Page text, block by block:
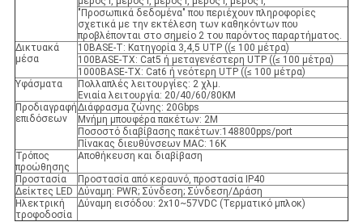
"Προσωπικά δεδομένα" που περιέχουν πληροφορίες
σχετικά με την εκτέλεση των καθηκόντων που
προβλέπονται στο σημείο 2 του παρόντος παραρτήματος.
Δικτυακά
μέσα
10BASE-T: Κατηγορία 3,4,5 UTP ((≤ 100 μέτρα)
100BASE-TX: Cat5 ή μεταγενέστερη UTP ((≤ 100 μέτρα)
1000BASE-TX: Cat6 ή νεότερη UTP ((≤ 100 μέτρα)
Υφάσματα
Πολλαπλές λειτουργίες: 2 χλμ.
Ενιαία λειτουργία: 20/40/60/80KM
Προδιαγραφή
επιδόσεων
Διάφρασμα ζώνης: 20Gbps
Μνήμη μπουφέρα πακέτων: 2M
Ποσοστό διαβίβασης πακέτων:148800pps/port
Πίνακας διευθύνσεων MAC: 16K
Τρόπος
προώθησης
Αποθήκευση και διαβίβαση
Προστασία
Προστασία από κεραυνό, προστασία IP40
Δείκτες LED Δύναμη: PWR; Σύνδεση; Σύνδεση/Δράση
Ηλεκτρική
τροφοδοσία
Δύναμη εισόδου: 2x10~57VDC (Τερματικό μπλοκ)